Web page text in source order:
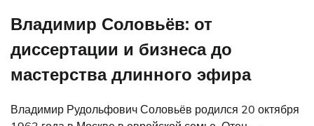
Владимир Соловьёв: от
диссертации и бизнеса до
мастерства длинного эфира
Владимир Рудольфович Соловьёв родился 20 октября